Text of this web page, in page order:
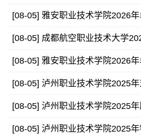
[08-05] 雅安职业技术学院2026
分数线
[08-05] 成都航空职业技术大学
招录取分数线
[08-05] 雅安职业技术学院2026
分数线
[08-05] 泸州职业技术学院2025
分数线
[08-05] 泸州职业技术学院2025
专业录取分数线
[08-05] 泸州职业技术学院2025